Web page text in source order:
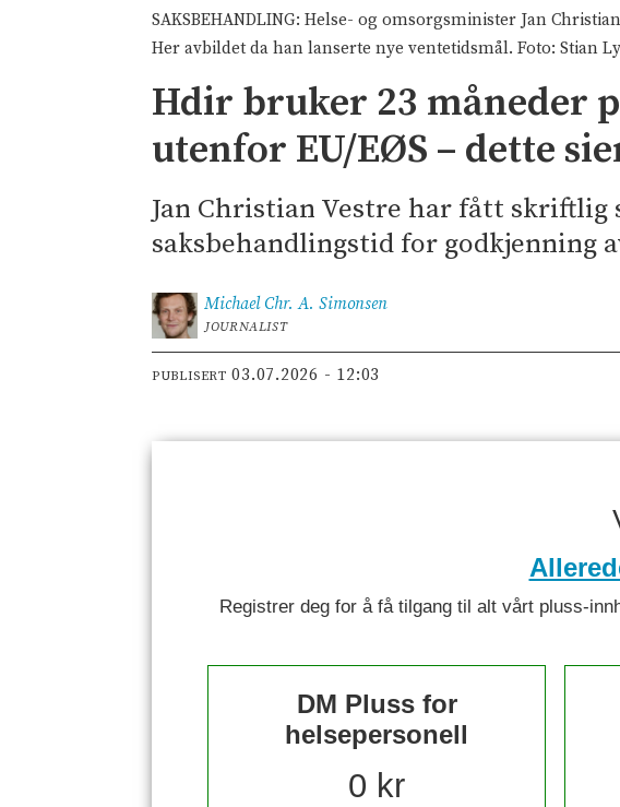
SAKSBEHANDLING: Helse- og omsorgsminister Jan
Her avbildet da han lanserte nye ventetidsmål. Foto: Stian
Hdir bruker 23 måneder
utenfor EU/EØS – dette
Jan Christian Vestre har fått skriftlig
saksbehandlingstid for godkjenning
Michael Chr. A. Simonsen
JOURNALIST
PUBLISERT 03.07.2026 - 12:03
Registrer deg for å få tilgang til alt vårt pluss-
DM Pluss for
helsepersonell
0 kr